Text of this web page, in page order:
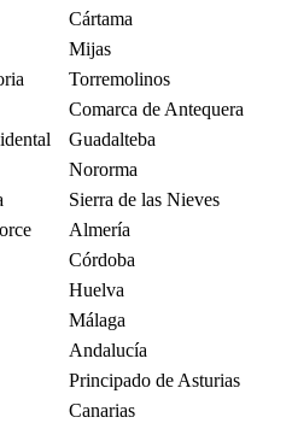
Cártama
Mijas
Torremolinos
Comarca de Antequera
Guadalteba
Nororma
Sierra de las Nieves
Almería
Córdoba
Huelva
Málaga
Andalucía
Principado de Asturias
Canarias